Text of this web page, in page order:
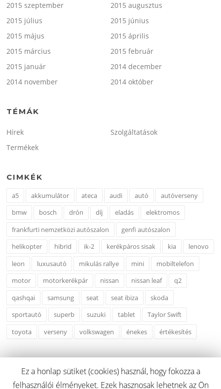
2015 szeptember
2015 augusztus
2015 július
2015 június
2015 május
2015 április
2015 március
2015 február
2015 január
2014 december
2014 november
2014 október
TÉMÁK
Hírek
Szolgáltatások
Termékek
CIMKÉK
a5 akkumulátor ateca audi autó
autóverseny
bmw
bosch drón díj eladás
elektromos
frankfurti nemzetközi autószalon
genfi autószalon
helikopter
hibrid ik-2 kerékpáros sisak kia
lenovo
leon
luxusautó mikulás rallye mini
mobiltelefon
motor
motorkerékpár nissan nissan leaf
q2
qashqai
samsung seat seat ibiza
skoda
sportautó
superb suzuki tablet
Taylor Swift
toyota
verseny volkswagen énekes értékesítés
Ez a honlap sütiket (cookies) használ, hogy fokozza a
felhasználói élményeket. Ezek hasznosak lehetnek az Ön